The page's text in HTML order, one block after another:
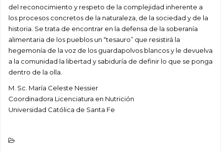
del reconocimiento y respeto de la complejidad inherente a
los procesos concretos de la naturaleza, de la sociedad y de la
historia. Se trata de encontrar en la defensa de la soberanía
alimentaria de los pueblos un “tesauro” que resistirá la
hegemonía de la voz de los guardapolvos blancos y le devuelva
a la comunidad la libertad y sabiduría de definir lo que se ponga
dentro de la olla.
M. Sc. María Celeste Nessier
Coordinadora Licenciatura en Nutrición
Universidad Católica de Santa Fe